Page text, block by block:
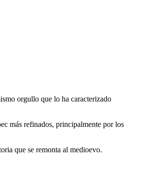
orgullo que lo ha caracterizado
más refinados, principalmente por los
que se remonta al medioevo.